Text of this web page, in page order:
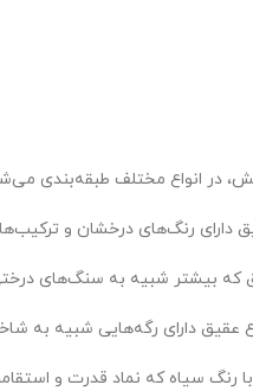
در انواع مختلف طبقه‌بندی